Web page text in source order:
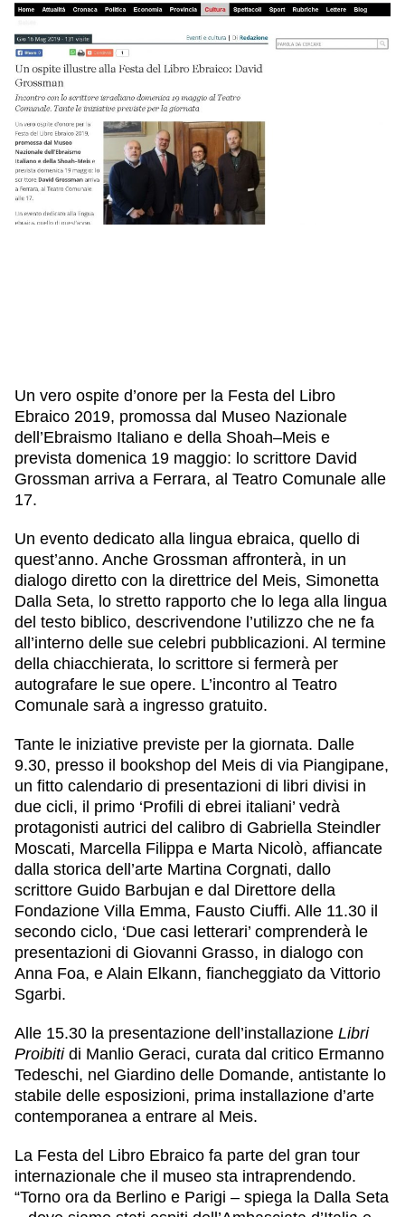
IL NOSTRO STAFF
EDUCAZIONE
SCUOLE
INSEGNANTI
GIOVANI, ADULTI
CULTURA EBRAICA
CAPIRE L’EBRAISMO
CALENDARIO & FESTIVITÀ
OGGETTI & SIMBOLI
IL CICLO DELLA VITA
#ITALIAEBRAICA
SHOAH
Un vero ospite d’onore per la Festa del Libro
Ebraico 2019, promossa dal Museo Nazionale
dell’Ebraismo Italiano e della Shoah–Meis e
prevista domenica 19 maggio: lo scrittore David
Grossman arriva a Ferrara, al Teatro Comunale alle
17.
Un evento dedicato alla lingua ebraica, quello di
quest’anno. Anche Grossman affronterà, in un
dialogo diretto con la direttrice del Meis, Simonetta
Dalla Seta, lo stretto rapporto che lo lega alla lingua
del testo biblico, descrivendone l’utilizzo che ne fa
all’interno delle sue celebri pubblicazioni. Al termine
della chiacchierata, lo scrittore si fermerà per
autografare le sue opere. L’incontro al Teatro
Comunale sarà a ingresso gratuito.
Tante le iniziative previste per la giornata. Dalle
9.30, presso il bookshop del Meis di via Piangipane,
un fitto calendario di presentazioni di libri divisi in
due cicli, il primo ‘Profili di ebrei italiani’ vedrà
protagonisti autrici del calibro di Gabriella Steindler
Moscati, Marcella Filippa e Marta Nicolò, affiancate
dalla storica dell’arte Martina Corgnati, dallo
scrittore Guido Barbujan e dal Direttore della
Fondazione Villa Emma, Fausto Ciuffi. Alle 11.30 il
secondo ciclo, ‘Due casi letterari’ comprenderà le
presentazioni di Giovanni Grasso, in dialogo con
Anna Foa, e Alain Elkann, fiancheggiato da Vittorio
Sgarbi.
Alle 15.30 la presentazione dell’installazione Libri
Proibitidi Manlio Geraci, curata dal critico Ermanno
Tedeschi, nel Giardino delle Domande, antistante lo
stabile delle esposizioni, prima installazione d’arte
contemporanea a entrare al Meis.
La Festa del Libro Ebraico fa parte del gran tour
internazionale che il museo sta intraprendendo.
“Torno ora da Berlino e Parigi – spiega la Dalla Seta